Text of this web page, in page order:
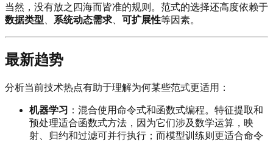
当然，没有放之四海而皆准的规则。范式的选择还高度依赖于
数据类型
系统动态需求 可扩展性等因素。
最新趋势
分析当前技术热点有助于理解为何某些范式更适用：
机器学习 ：混合使用命令式和函数式编程。特征提取和
预处理适合函数式方法，因为它们涉及数学运算，映
射、归约和过滤可并行执行；而模型训练则更适合命令